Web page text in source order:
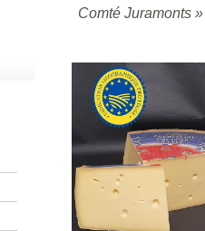
Comté Juramonts